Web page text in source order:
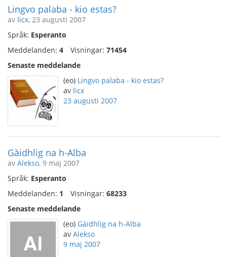
Lingvo palaba - kio estas?
av licx, 23 augusti 2007
Språk: Esperanto
Meddelanden: 4 Visningar: 71454
Senaste meddelande
(eo) Lingvo palaba - kio estas?
av licx
23 augusti 2007
Gàidhlig na h-Alba
av Alekso, 9 maj 2007
Språk: Esperanto
Meddelanden: 1 Visningar: 68233
Senaste meddelande
(eo) Gàidhlig na h-Alba
av Alekso
9 maj 2007